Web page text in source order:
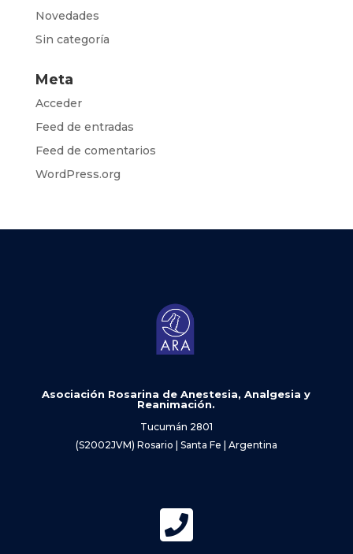
Novedades
Sin categoría
Meta
Acceder
Feed de entradas
Feed de comentarios
WordPress.org
Asociación Rosarina de Anestesia, Analgesia y
Reanimación.
Tucumán 2801
(S2002JVM) Rosario | Santa Fe | Argentina
